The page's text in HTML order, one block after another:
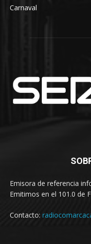
Carnaval
Emisora de referencia
Emitimos en el 101.0 de
Contacto: